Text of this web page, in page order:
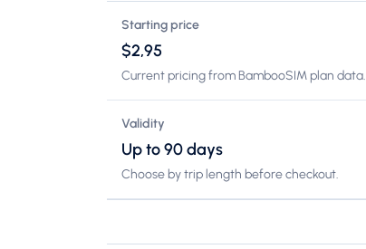
Starting price
$2,95
Current pricing from BambooSIM plan data.
Validity
Up to 90 days
Choose by trip length before checkout.